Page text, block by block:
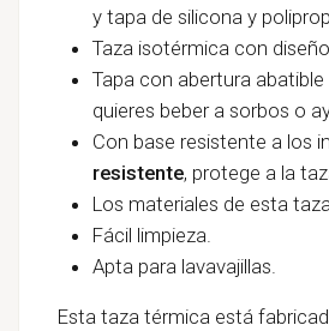
y tapa de silicona y
Taza isotérmica con
Tapa con abertura
quieres beber a sorbos o
Con base resistente a los
resistente, protege a la
Los materiales de esta
Fácil limpieza.
Apta para lavavajillas.
Esta taza térmica está